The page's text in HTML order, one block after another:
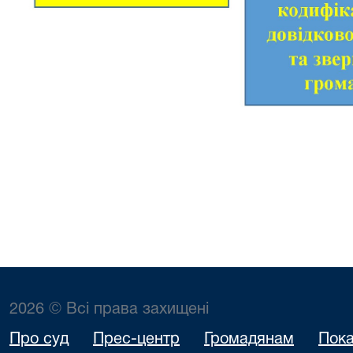
2026 © Всі права захищені
Про суд Прес-центр Громадянам